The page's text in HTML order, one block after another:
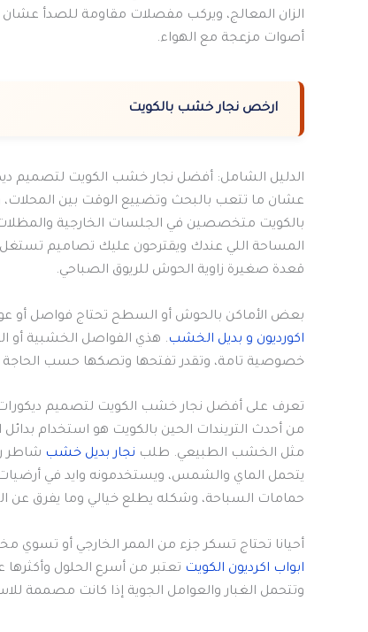
الزان المعالج، ويركب مفصلات مقاومة للصدأ
أصوات مزعجة مع الهواء.
ارخص نجار خشب بالكويت
الدليل الشامل: أفضل نجار خشب الكويت لتصميم
عشان ما تتعب بالبحث وتضييع الوقت بين المحلات،
بالكويت متخصصين في الجلسات الخارجية
المساحة اللي عندك ويقترحون عليك تصاميم تستغل
قعدة صغيرة زاوية الحوش للريوق الصباحي.
بعض الأماكن بالحوش أو السطح تحتاج فواصل أو
اكورديون و بديل الخشب. هذي الفواصل الخشبية
خصوصية تامة، وتقدر تفتحها وتصكها حسب الحاجة
تعرف على أفضل نجار خشب الكويت لتصميم
من أحدث التريندات الحين بالكويت هو استخدام
مثل الخشب الطبيعي. طلب نجار بديل خشب
يتحمل الماي والشمس، ويستخدمونه وايد في أرضيات
حمامات السباحة، وشكله يطلع خيالي وما يفرق عن
أحيانا تحتاج تسكر جزء من الممر الخارجي أو تسوي
ابواب اكرديون الكويت تعتبر من أسرع الحلول
وتتحمل الغبار والعوامل الجوية إذا كانت مصممة